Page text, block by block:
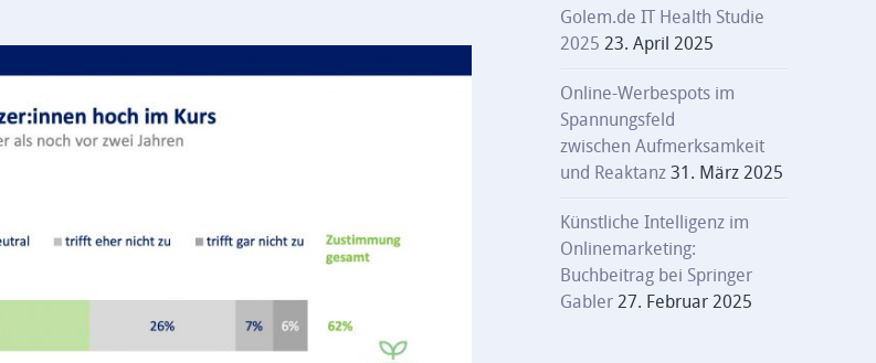
Golem.de IT Health Studie
2025 23. April 2025
Online-Werbespots im
Spannungsfeld
zwischen Aufmerksamkeit
und Reaktanz 31. März 2025
Künstliche Intelligenz im
Onlinemarketing:
Buchbeitrag bei Springer
Gabler 27. Februar 2025